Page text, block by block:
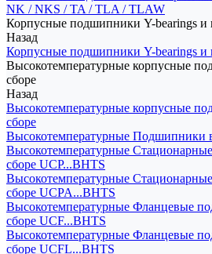
NK / NKS / TA / TLA / TLAW
Корпусные подшипники Y-bearings
Назад
Корпусные подшипники Y-bearings
Высокотемпературные корпусные
сборе
Назад
Высокотемпературные корпусные
сборе
Высокотемпературные Подшипники
Высокотемпературные
сборе UCP...BHTS
Высокотемпературные
сборе UCPA...BHTS
Высокотемпературные Фланцевые
сборе UCF...BHTS
Высокотемпературные Фланцевые
сборе UCFL...BHTS